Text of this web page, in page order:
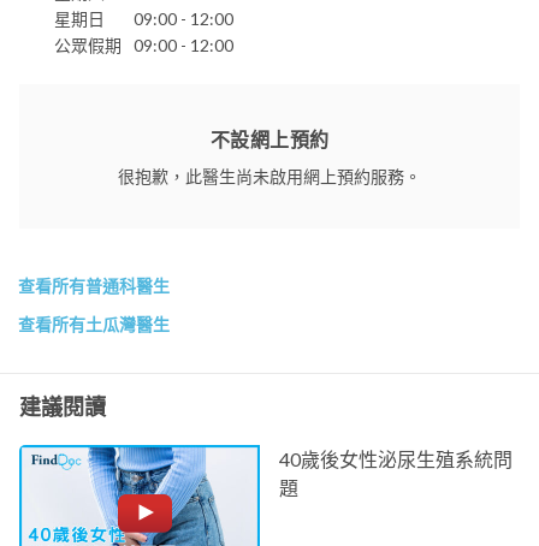
星期日
09:00 - 12:00
公眾假期
09:00 - 12:00
不設網上預約
很抱歉，此醫生尚未啟用網上預約服務。
查看所有普通科醫生
查看所有土瓜灣醫生
建議閱讀
40歲後女性泌尿生殖系統問
題